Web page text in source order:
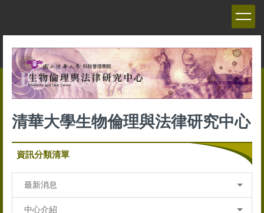
內
容
區
清華大學生物倫理與法律研究中心
資訊分類清單
最新消息
中心介紹